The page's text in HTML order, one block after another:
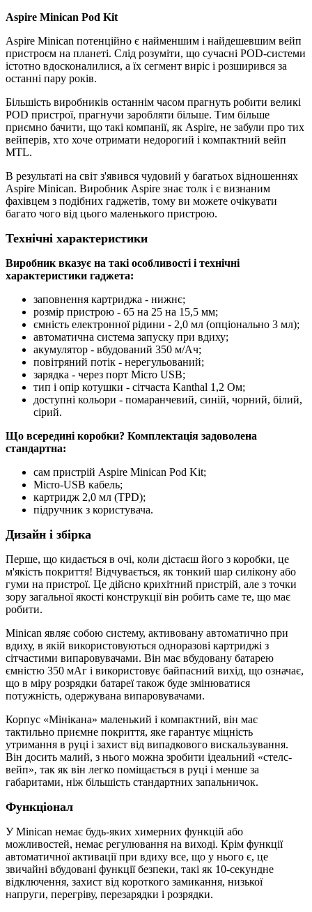
Aspire Minican Pod Kit
Aspire Minican потенційно є найменшим і найдешевшим вейп
пристроєм на планеті. Слід розуміти, що сучасні POD-системи
істотно вдосконалилися, а їх сегмент виріс і розширився за
останні пару років.
Більшість виробників останнім часом прагнуть робити великі
POD пристрої, прагнучи заробляти більше. Тим більше
приємно бачити, що такі компанії, як Aspire, не забули про тих
вейперів, хто хоче отримати недорогий і компактний вейп
MTL.
В результаті на світ з'явився чудовий у багатьох відношеннях
Aspire Minican. Виробник Aspire знає толк і є визнаним
фахівцем з подібних гаджетів, тому ви можете очікувати
багато чого від цього маленького пристрою.
Технічні характеристики
Виробник вказує на такі особливості і технічні
характеристики гаджета:
заповнення картриджа - нижнє;
розмір пристрою - 65 на 25 на 15,5 мм;
ємність електронної рідини - 2,0 мл (опціонально 3 мл);
автоматична система запуску при вдиху;
акумулятор - вбудований 350 м/Ач;
повітряний потік - нерегульований;
зарядка - через порт Micro USB;
тип і опір котушки - сітчаста Kanthal 1,2 Ом;
доступні кольори - помаранчевий, синій, чорний, білий,
сірий.
Що всередині коробки? Комплектація задоволена
стандартна:
сам пристрій Aspire Minican Pod Kit;
Micro-USB кабель;
картридж 2,0 мл (TPD);
підручник з користувача.
Дизайн і збірка
Перше, що кидається в очі, коли дістаєш його з коробки, це
м'якість покриття! Відчувається, як тонкий шар силікону або
гуми на пристрої. Це дійсно крихітний пристрій, але з точки
зору загальної якості конструкції він робить саме те, що має
робити.
Minican являє собою систему, активовану автоматично при
вдиху, в якій використовуються одноразові картриджі з
сітчастими випаровувачами. Він має вбудовану батарею
ємністю 350 мАг і використовує байпасний вихід, що означає,
що в міру розрядки батареї також буде змінюватися
потужність, одержувана випаровувачами.
Корпус «Мінікана» маленький і компактний, він має
тактильно приємне покриття, яке гарантує міцність
утримання в руці і захист від випадкового вискальзування.
Він досить малий, з нього можна зробити ідеальний «стелс-
вейп», так як він легко поміщається в руці і менше за
габаритами, ніж більшість стандартних запальничок.
Функціонал
У Minican немає будь-яких химерних функцій або
можливостей, немає регулювання на виході. Крім функції
автоматичної активації при вдиху все, що у нього є, це
звичайні вбудовані функції безпеки, такі як 10-секундне
відключення, захист від короткого замикання, низької
напруги, перегріву, перезарядки і розрядки.